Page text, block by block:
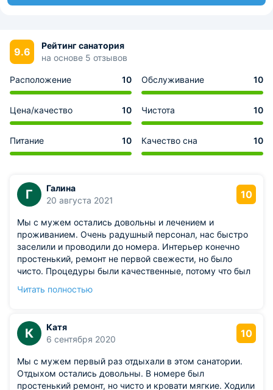
9.6
Рейтинг санатория
на основе 5 отзывов
Расположение 10 Обслуживание 10
Цена/качество 10 Чистота 10
Питание 10 Качество сна 10
Г
Галина
20 августа 2021
10
Мы с мужем остались довольны и лечением и
проживанием. Очень радушный персонал, нас быстро
заселили и проводили до номера. Интерьер конечно
простенький, ремонт не первой свежести, но было
чисто. Процедуры были качественные, потому что был
стандартное, как и во всех санаториях в которых мы
наедались и остались довольны нашим отдыхом.
Читать полностью
К
Катя
6 сентября 2020
10
Мы с мужем первый раз отдыхали в этом санатории.
Отдыхом остались довольны. В номере был
простенький ремонт, но чисто и кровати мягкие. Ходили